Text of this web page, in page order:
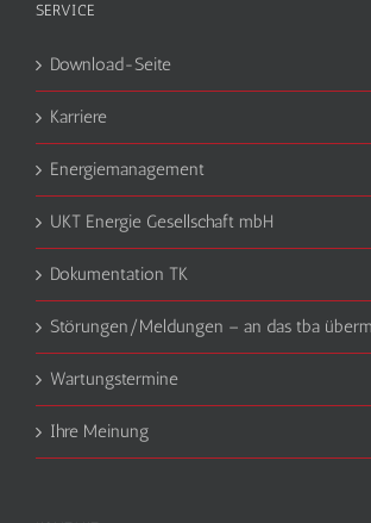
SERVICE
Download-Seite
Karriere
Energiemanagement
UKT Energie Gesellschaft mbH
Dokumentation TK
Störungen/Meldungen – an das tba
Wartungstermine
Ihre Meinung